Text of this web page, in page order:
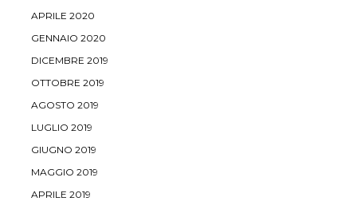
APRILE 2020
GENNAIO 2020
DICEMBRE 2019
OTTOBRE 2019
AGOSTO 2019
LUGLIO 2019
GIUGNO 2019
MAGGIO 2019
APRILE 2019